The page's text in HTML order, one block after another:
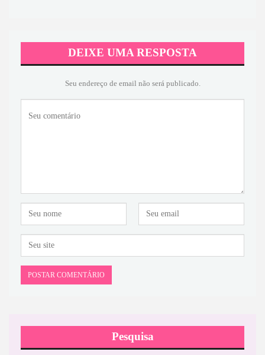
DEIXE UMA RESPOSTA
Seu endereço de email não será publicado.
Pesquisa